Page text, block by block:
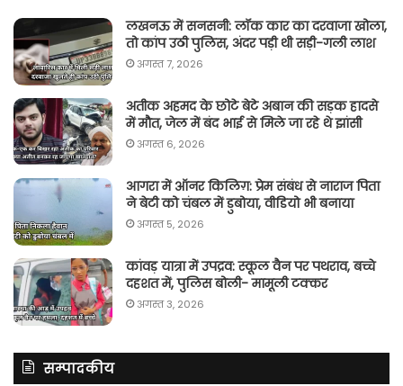
लखनऊ में सनसनी: लॉक कार का दरवाजा खोला,
तो कांप उठी पुलिस, अंदर पड़ी थी सड़ी-गली लाश
अगस्त 7, 2026
अतीक अहमद के छोटे बेटे अबान की सड़क हादसे
में मौत, जेल में बंद भाई से मिले जा रहे थे झांसी
अगस्त 6, 2026
आगरा में ऑनर किलिग़: प्रेम संबंध से नाराज पिता
ने बेटी को चंबल में डुबोया, वीडियो भी बनाया
अगस्त 5, 2026
कांवड़ यात्रा में उपद्रव: स्कूल वैन पर पथराव, बच्चे
दहशत में, पुलिस बोली- मामूली टक्कर
अगस्त 3, 2026
सम्पादकीय